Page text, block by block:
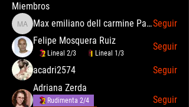
Miembros
Max emiliano dell carmine Palomino AnguloMax emiliano dell carmine Palomino AnguloSeguir
Felipe Mosquera Ruiz
Lineal 2/3 Lineal 1/3
Seguir
acadri2574
Seguir
Adriana Zerda
Rudimenta 2/4
Seguir